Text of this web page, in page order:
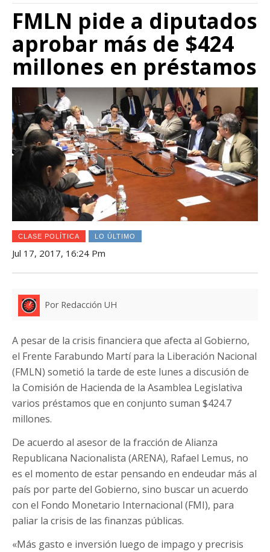
FMLN pide a diputados
aprobar más de $424
millones en préstamos
CLASE POLÍTICA LO ÚLTIMO
Jul 17, 2017, 16:24 Pm
Por Redacción UH
A pesar de la crisis financiera que afecta al Gobierno,
el Frente Farabundo Martí para la Liberación Nacional
(FMLN) sometió la tarde de este lunes a discusión de
la Comisión de Hacienda de la Asamblea Legislativa
varios préstamos que en conjunto suman $424.7
millones.
De acuerdo al asesor de la fracción de Alianza
Republicana Nacionalista (ARENA), Rafael Lemus, no
es el momento de estar pensando en endeudar más al
país por parte del Gobierno, sino buscar un acuerdo
con el Fondo Monetario Internacional (FMI), para
paliar la crisis de las finanzas públicas.
«Más gasto e inversión luego de impago y precrisis